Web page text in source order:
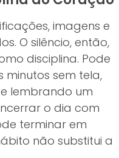
imagens e
O silêncio, então,
disciplina. Pode
sem tela,
lembrando um
o dia com
terminar em
não substitui a